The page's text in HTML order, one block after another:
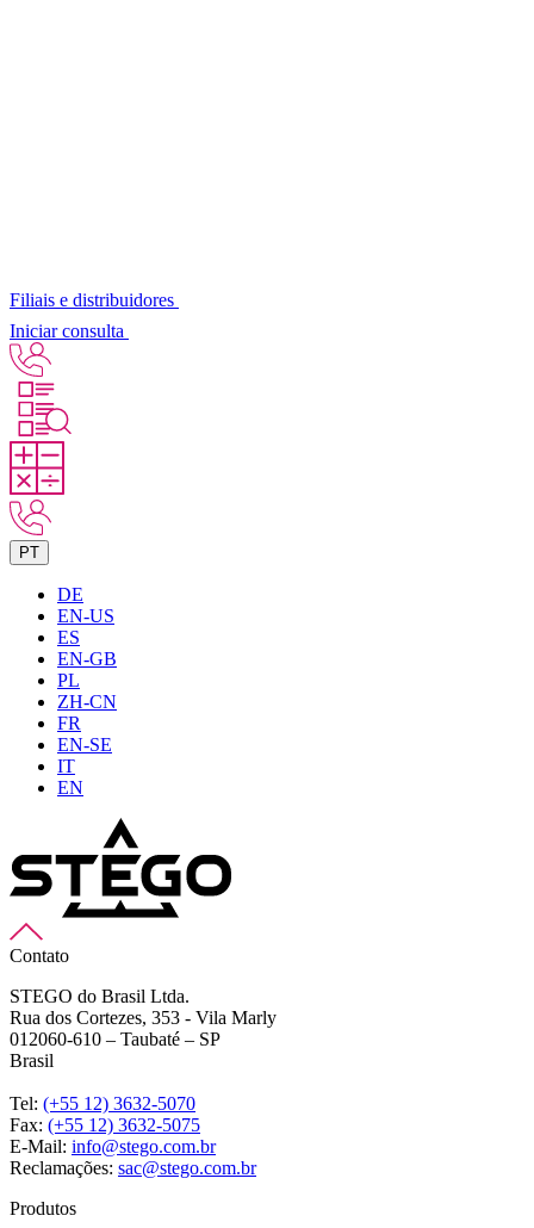
Filiais e distribuidores
Iniciar consulta
PT
DE
EN-US
ES
EN-GB
PL
ZH-CN
FR
EN-SE
IT
EN
Contato
STEGO do Brasil Ltda.
Rua dos Cortezes, 353 - Vila Marly
012060-610 – Taubaté – SP
Brasil
Tel: (+55 12) 3632-5070
Fax: (+55 12) 3632-5075
E-Mail: info@stego.com.br
Reclamações: sac@stego.com.br
Produtos